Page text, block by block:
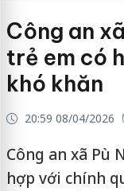
Công an
trẻ em có
khó khăn
20:59 08/04/2026
Công an xã Pù
hợp với chính